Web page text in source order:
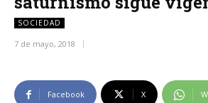
SOCIEDAD
7 de mayo, 2018
Facebook X